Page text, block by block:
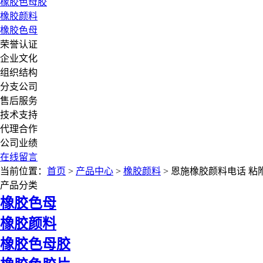
橡胶色母胶
橡胶颜料
橡胶色母
荣誉认证
企业文化
组织结构
分支公司
售后服务
技术支持
代理合作
公司业绩
在线留言
当前位置： 首页 > 产品中心 > 橡胶颜料 > 恩施橡胶颜料电话 粘
产品分类
橡胶色母
橡胶颜料
橡胶色母胶